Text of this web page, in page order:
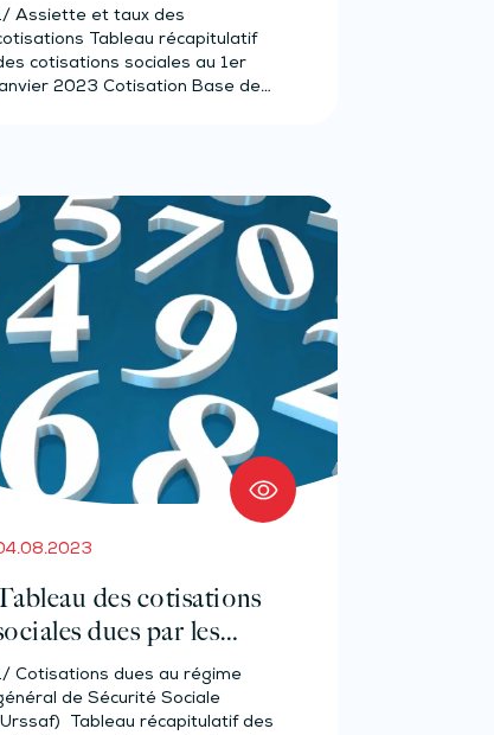
Assiette et taux des
Tableau récapitulatif
cotisations sociales au 1er
2023 Cotisation Base de…
des cotisations
dues par les
2023
Cotisations dues au régime
de Sécurité Sociale
Tableau récapitulatif des